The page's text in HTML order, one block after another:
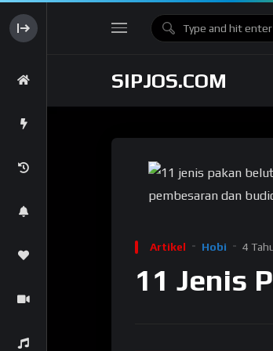
SIPJOS.COM
Artikel Hobi 4
11 Jenis